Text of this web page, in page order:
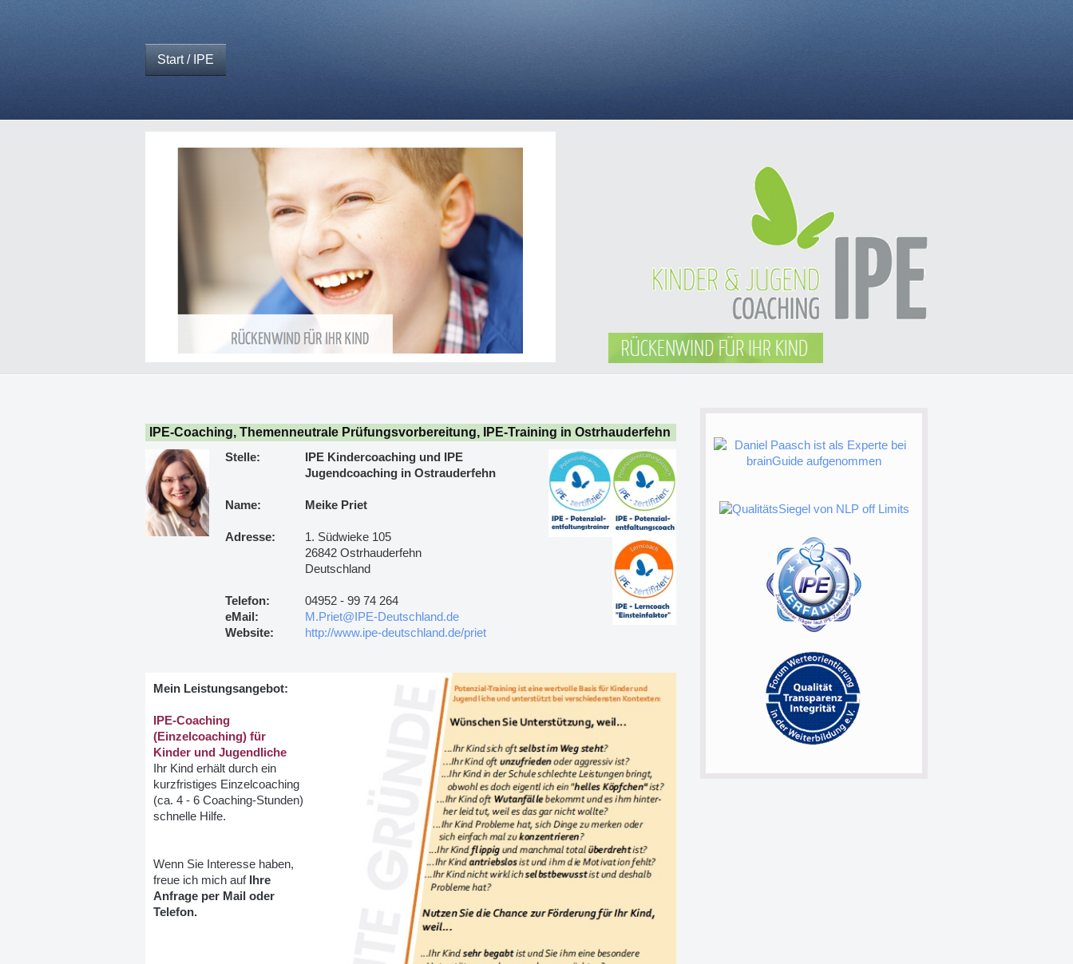
Start / IPE
IPE-Coaching, Themenneutrale Prüfungsvorbereitung, IPE-Training in Ostrhauderfehn
Stelle:
IPE Kindercoaching und IPE
Jugendcoaching in Ostrauderfehn
Name:
Adresse:
Telefon:
eMail:
Website:
Meike Priet
1. Südwieke 105
26842 Ostrhauderfehn
Deutschland
04952 - 99 74 264
M.Priet@IPE-Deutschland.de
http://www.ipe-deutschland.de/priet
Mein Leistungsangebot:
IPE-Coaching
(Einzelcoaching) für
Kinder und Jugendliche
Ihr Kind erhält durch ein
kurzfristiges Einzelcoaching
(ca. 4 - 6 Coaching-Stunden)
schnelle Hilfe.
Wenn Sie Interesse haben,
freue ich mich auf
Ihre
Anfrage per Mail oder
Telefon.